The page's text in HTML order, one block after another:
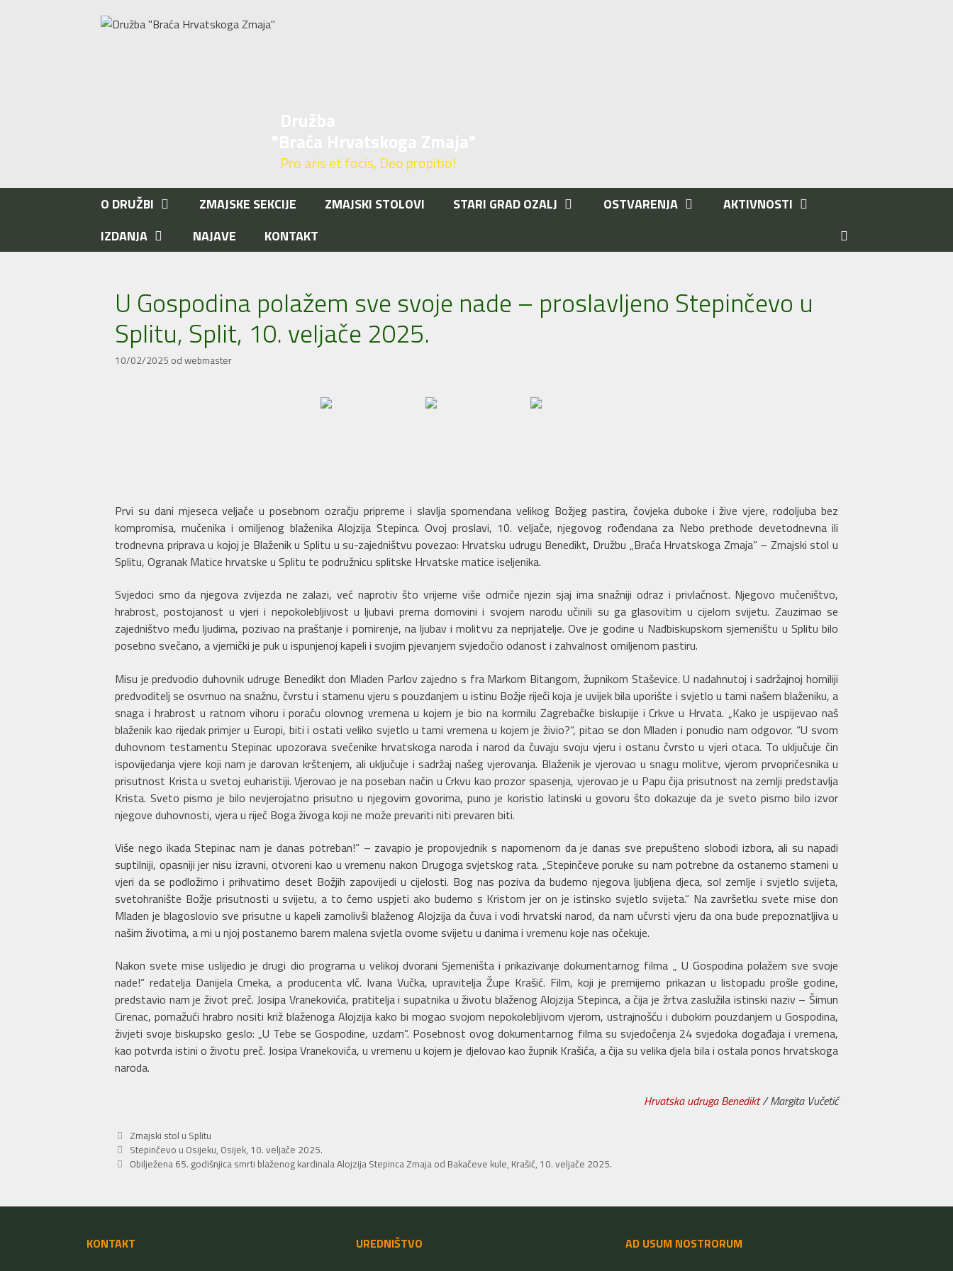
Pro aris et focis, Deo propitio!
O DRUŽBI ZMAJSKE SEKCIJE ZMAJSKI STOLOVI STARI GRAD OZALJ OSTVARENJA
AKTIVNOSTI
IZDANJA
NAJAVE KONTAKT
U Gospodina polažem sve svoje nade – proslavljeno Stepinčevo u
Splitu, Split, 10. veljače 2025.
10/02/2025 od webmaster
Prvi su dani mjeseca veljače u posebnom ozračju pripreme i slavlja spomendana velikog Božjeg pastira, čovjeka duboke i žive vjere, rodoljuba bez
kompromisa, mučenika i omiljenog blaženika Alojzija Stepinca. Ovoj proslavi, 10. veljače, njegovog rođendana za Nebo prethode devetodnevna ili
trodnevna priprava u kojoj je Blaženik u Splitu u su-zajedništvu povezao: Hrvatsku udrugu Benedikt, Družbu „Braća Hrvatskoga Zmaja” – Zmajski stol u
Splitu, Ogranak Matice hrvatske u Splitu te podružnicu splitske Hrvatske matice iseljenika.
Svjedoci smo da njegova zvijezda ne zalazi, već naprotiv što vrijeme više odmiče njezin sjaj ima snažniji odraz i privlačnost. Njegovo mučeništvo,
hrabrost, postojanost u vjeri i nepokolebljivost u ljubavi prema domovini i svojem narodu učinili su ga glasovitim u cijelom svijetu. Zauzimao se
zajedništvo među ljudima, pozivao na praštanje i pomirenje, na ljubav i molitvu za neprijatelje. Ove je godine u Nadbiskupskom sjemeništu u Splitu bilo
posebno svečano, a vjernički je puk u ispunjenoj kapeli i svojim pjevanjem svjedočio odanost i zahvalnost omiljenom pastiru.
Misu je predvodio duhovnik udruge Benedikt don Mladen Parlov zajedno s fra Markom Bitangom, župnikom Staševice. U nadahnutoj i sadržajnoj homiliji
predvoditelj se osvrnuo na snažnu, čvrstu i stamenu vjeru s pouzdanjem u istinu Božje riječi koja je uvijek bila uporište i svjetlo u tami našem blaženiku, a
snaga i hrabrost u ratnom vihoru i poraću olovnog vremena u kojem je bio na kormilu Zagrebačke biskupije i Crkve u Hrvata. „Kako je uspijevao naš
blaženik kao rijedak primjer u Europi, biti i ostati veliko svjetlo u tami vremena u kojem je živio?“, pitao se don Mladen i ponudio nam odgovor. “U svom
duhovnom testamentu Stepinac upozorava svećenike hrvatskoga naroda i narod da čuvaju svoju vjeru i ostanu čvrsto u vjeri otaca. To uključuje čin
ispovijedanja vjere koji nam je darovan krštenjem, ali uključuje i sadržaj našeg vjerovanja. Blaženik je vjerovao u snagu molitve, vjerom prvopričesnika u
prisutnost Krista u svetoj euharistiji. Vjerovao je na poseban način u Crkvu kao prozor spasenja, vjerovao je u Papu čija prisutnost na zemlji predstavlja
Krista. Sveto pismo je bilo nevjerojatno prisutno u njegovim govorima, puno je koristio latinski u govoru što dokazuje da je sveto pismo bilo izvor
njegove duhovnosti, vjera u riječ Boga živoga koji ne može prevariti niti prevaren biti.
Više nego ikada Stepinac nam je danas potreban!“ – zavapio je propovjednik s napomenom da je danas sve prepušteno slobodi izbora, ali su napadi
suptilniji, opasniji jer nisu izravni, otvoreni kao u vremenu nakon Drugoga svjetskog rata. „Stepinčeve poruke su nam potrebne da ostanemo stameni u
vjeri da se podložimo i prihvatimo deset Božjih zapovijedi u cijelosti. Bog nas poziva da budemo njegova ljubljena djeca, sol zemlje i svjetlo svijeta,
svetohranište Božje prisutnosti u svijetu, a to ćemo uspjeti ako budemo s Kristom jer on je istinsko svjetlo svijeta.“ Na završetku svete mise don
Mladen je blagoslovio sve prisutne u kapeli zamolivši blaženog Alojzija da čuva i vodi hrvatski narod, da nam učvrsti vjeru da ona bude prepoznatljiva u
našim životima, a mi u njoj postanemo barem malena svjetla ovome svijetu u danima i vremenu koje nas očekuje.
Nakon svete mise uslijedio je drugi dio programa u velikoj dvorani Sjemeništa i prikazivanje dokumentarnog filma „ U Gospodina polažem sve svoje
nade!“ redatelja Danijela Crneka, a producenta vlč. Ivana Vučka, upravitelja Župe Krašić. Film, koji je premijerno prikazan u listopadu prošle godine,
predstavio nam je život preč. Josipa Vranekovića, pratitelja i supatnika u životu blaženog Alojzija Stepinca, a čija je žrtva zaslužila istinski naziv – Šimun
Cirenac, pomažući hrabro nositi križ blaženoga Alojzija kako bi mogao svojom nepokolebljivom vjerom, ustrajnošću i dubokim pouzdanjem u Gospodina,
živjeti svoje biskupsko geslo: „U Tebe se Gospodine, uzdam“. Posebnost ovog dokumentarnog filma su svjedočenja 24 svjedoka događaja i vremena,
kao potvrda istini o životu preč. Josipa Vranekovića, u vremenu u kojem je djelovao kao župnik Krašića, a čija su velika djela bila i ostala ponos hrvatskoga
naroda.
Hrvatska udruga Benedikt/ Margita Vučetić
Kategorije
Zmajski stol u Splitu
Stepinčevo u Osijeku, Osijek, 10. veljače 2025.
Obilježena 65. godišnjica smrti blaženog kardinala Alojzija Stepinca Zmaja od Bakačeve kule, Krašić, 10. veljače 2025.
KONTAKT UREDNIŠTVO AD USUM NOSTRORUM